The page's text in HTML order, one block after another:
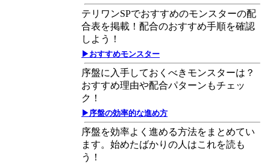
テリワンSPでおすすめのモンスターの配
合表を掲載！配合のおすすめ手順を確認
しよう！
▶おすすめモンスター
序盤に入手しておくべきモンスターは？
おすすめ理由や配合パターンもチェッ
ク！
▶序盤の効率的な進め方
序盤を効率よく進める方法をまとめてい
ます。始めたばかりの人はこれを読も
う！